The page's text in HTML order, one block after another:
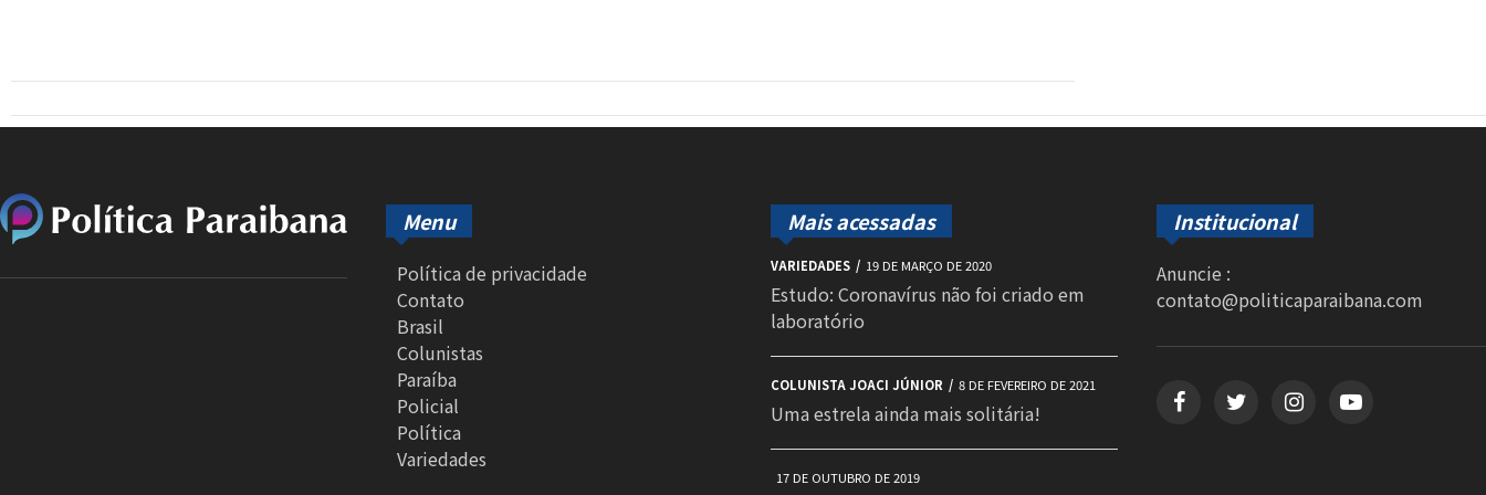
Menu
Política de privacidade
Contato
Brasil
Colunistas
Paraíba
Policial
Política
Variedades
Mais acessadas
VARIEDADES 19 DE MARÇO DE 2020
Estudo: Coronavírus não foi criado em
laboratório
COLUNISTA JOACI JÚNIOR 8 DE FEVEREIRO DE 2021
Uma estrela ainda mais solitária!
17 DE OUTUBRO DE 2019
Institucional
Anuncie :
contato@politicaparaibana.com